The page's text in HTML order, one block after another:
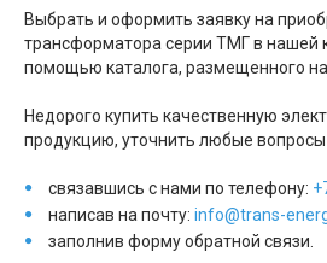
Выбрать и оформить заявку на
трансформатора серии ТМГ в нашей
помощью каталога, размещенного
Недорого купить качественную
продукцию, уточнить любые
связавшись с нами по телефону:
написав на почту: info@trans-
заполнив форму обратной связи.